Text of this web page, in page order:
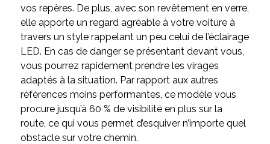
vos repères. De plus, avec son revêtement en verre,
elle apporte un regard agréable à votre voiture à
travers un style rappelant un peu celui de l’éclairage
LED. En cas de danger se présentant devant vous,
vous pourrez rapidement prendre les virages
adaptés à la situation. Par rapport aux autres
références moins performantes, ce modèle vous
procure jusqu’à 60 % de visibilité en plus sur la
route, ce qui vous permet d’esquiver n’importe quel
obstacle sur votre chemin.